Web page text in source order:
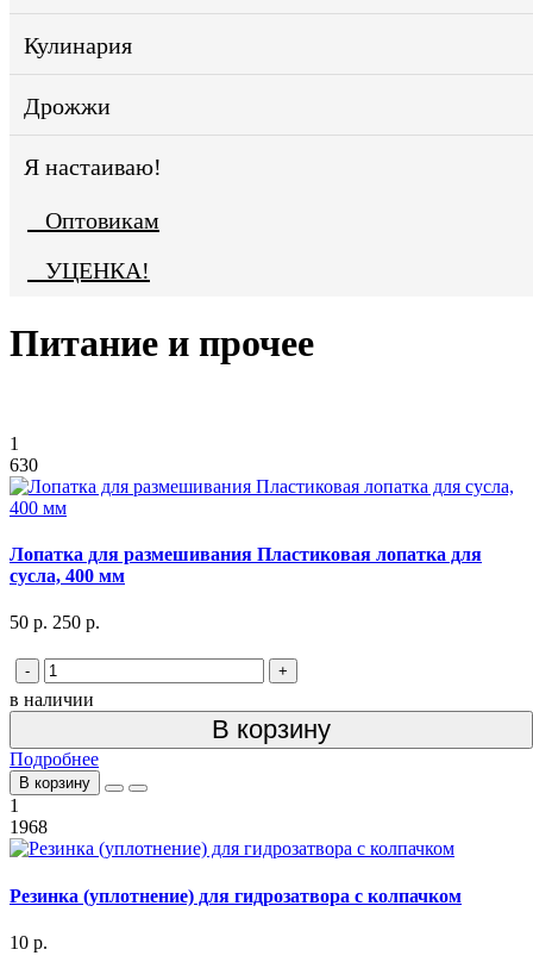
Кулинария
Дрожжи
Я настаиваю!
Оптовикам
УЦЕНКА!
Питание и прочее
1
630
Лопатка для размешивания Пластиковая лопатка для
сусла, 400 мм
50 р. 250 р.
- +
в наличии
В корзину
Подробнее
В корзину
1
1968
Резинка (уплотнение) для гидрозатвора с колпачком
10 р.